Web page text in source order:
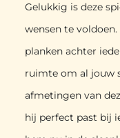
Gelukkig is deze
wensen te
planken achter
ruimte om al jouw
afmetingen van
hij perfect past bij